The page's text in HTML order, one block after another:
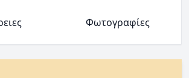
Φωτογραφίες